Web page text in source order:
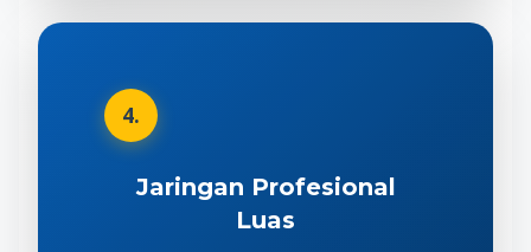
4.
Jaringan Profesional
Luas